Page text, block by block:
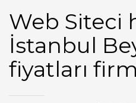
Web Siteci
İstanbul
fiyatları